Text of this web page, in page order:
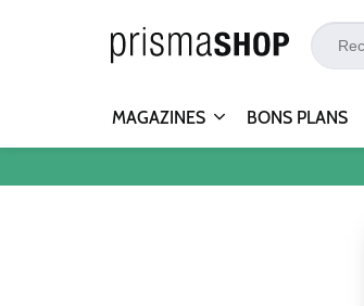
MAGAZINES BONS PLANS